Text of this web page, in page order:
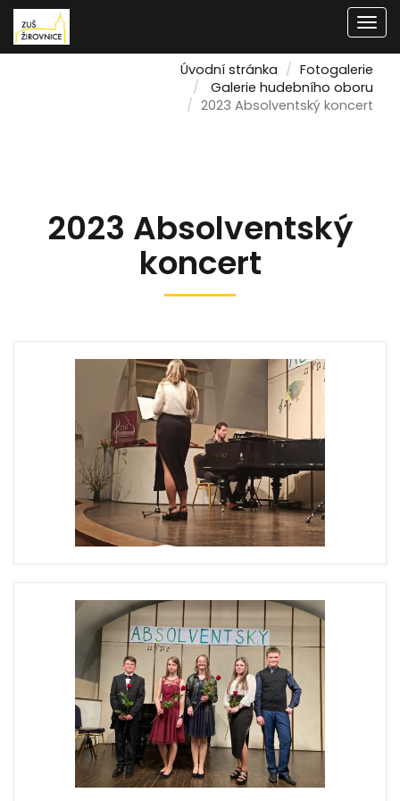
Úvodní stránka
Fotogalerie
Galerie hudebního oboru
2023 Absolventský koncert
2023 Absolventský
koncert